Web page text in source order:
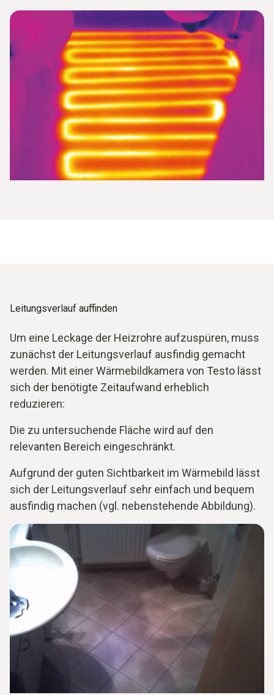
Leitungsverlauf auffinden
Um eine Leckage der Heizrohre aufzuspüren, muss
zunächst der Leitungsverlauf ausfindig gemacht
werden. Mit einer Wärmebildkamera von Testo lässt
sich der benötigte Zeitaufwand erheblich
reduzieren:
Die zu untersuchende Fläche wird auf den
relevanten Bereich eingeschränkt.
Aufgrund der guten Sichtbarkeit im Wärmebild lässt
sich der Leitungsverlauf sehr einfach und bequem
ausfindig machen (vgl. nebenstehende Abbildung).